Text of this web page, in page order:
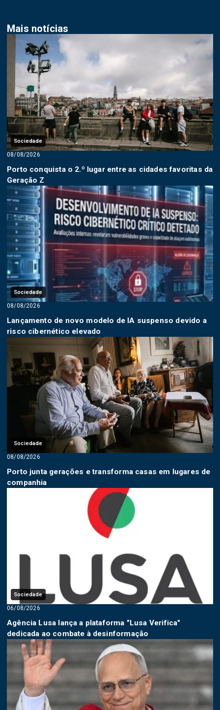
Mais notícias
Sociedade
08/08/2026
Porto conquista o 2.º lugar entre as cidades favoritas da
Geração Z
Sociedade
08/08/2026
Lançamento de novo modelo de IA suspenso devido a
risco cibernético elevado
Sociedade
08/08/2026
Porto junta gerações e transforma casas em lugares de
companhia
Sociedade
06/08/2026
Agência Lusa lança a plataforma "Lusa Verifica"
dedicada ao combate à desinformação